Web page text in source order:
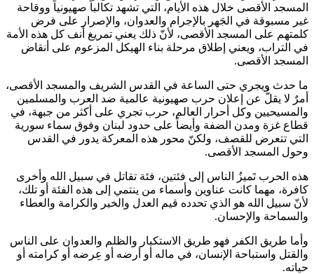
المسجد الأقصى خلال هذه الأيام، التي تشهد تكالباً صهيونياً ووقاحة
غير مسبوقة في الجَهر بالإجرام والعدوان، والإصرار على فرض
كلمتهم على المسجد الأقصى، لأنّ ذلك يعني تمريغ أنف كل هذه الأمة
في التراب، ويعني إطلاق مرحلة بناء الهيكل المزعوم على أنقاض
المسجد الأقصى.
ما حدث ويجري حتى الساعة في القدس الشريف والمسجد الأقصى،
أمرٌ لا يقلُّ عن إعلان حرب صهيونية عالمية ضد العرب والمسلمين
والمسيحيين وكل أحرار العالم، حرب تجري على أكثر من جبهة، في
قطاع غزة ومدن الضفة وأيضاً على حدود لبنان وفوق سماء سورية
التي تتعرض للقصف، ولكنّ محور هذه المعركة يدور في القدس
وحول المسجد الأقصى.
هذه الحرب تَميزُ الناس إلى فئتين، فئة تقاتل في سبيل الله وأخرى
كافرة، مهما كانت عناوين وأسماء من ينتمي إلى هذه الفئة أو تلك،
لأنّ سبيل الله هو الذي تحدده قيم العدل والخير والكرامة والعطاء
والسماحة والإحسان.
وأما طريق الكفر فهو طريق الاستكبار والظلم والعدوان على الناس
والقتل واستباحة الإنسان، في ماله أو أرضه أو عِرضه أو كرامته أو
حياته.